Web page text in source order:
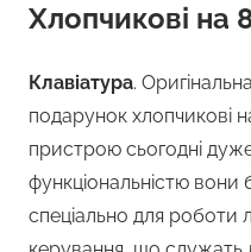
Хлопчикові на
Клавіатура.
подарунок хлопчикові
пристрою сьогодні
функціональністю
спеціально для роботи